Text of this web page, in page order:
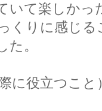
いて楽しかっ
くりに感じ
た。
に役立つこと